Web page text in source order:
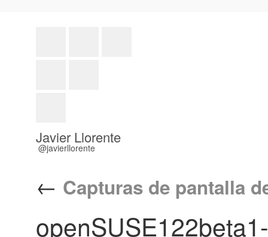
Javier Llorente
@javierllorente
← Capturas de pantalla